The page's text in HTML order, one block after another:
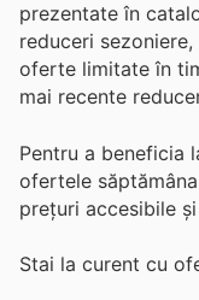
prezentate în
reduceri
oferte limitate în
mai recente
Pentru a beneficia
ofertele
prețuri accesibile
Stai la curent cu